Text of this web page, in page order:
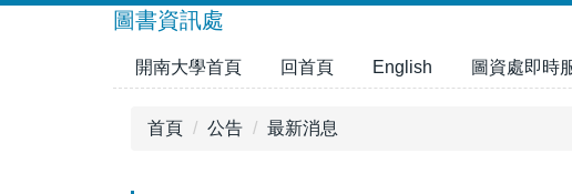
圖書資訊處
開南大學首頁 回首頁 English 圖資處即時
首頁 公告 最新消息